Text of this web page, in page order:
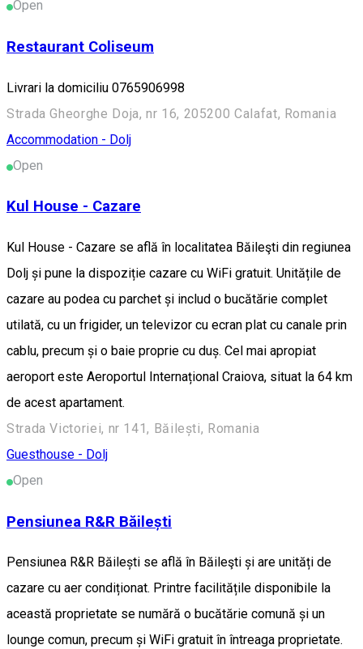
Open
Restaurant Coliseum
Livrari la domiciliu 0765906998
Strada Gheorghe Doja, nr 16, 205200 Calafat, Romania
Accommodation - Dolj
Open
Kul House - Cazare
Kul House - Cazare se află în localitatea Băileşti din regiunea
Dolj și pune la dispoziție cazare cu WiFi gratuit. Unitățile de
cazare au podea cu parchet și includ o bucătărie complet
utilată, cu un frigider, un televizor cu ecran plat cu canale prin
cablu, precum și o baie proprie cu duș. Cel mai apropiat
aeroport este Aeroportul Internațional Craiova, situat la 64 km
de acest apartament.
Strada Victoriei, nr 141, Băilești, Romania
Guesthouse - Dolj
Open
Pensiunea R&R Băilești
Pensiunea R&R Băilești se află în Băileşti și are unități de
cazare cu aer condiționat. Printre facilitățile disponibile la
această proprietate se numără o bucătărie comună și un
lounge comun, precum și WiFi gratuit în întreaga proprietate.